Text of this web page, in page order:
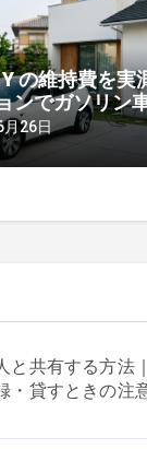
の維持費を実
ンでガソリン
26日
と共有する方法
・貸すときの注